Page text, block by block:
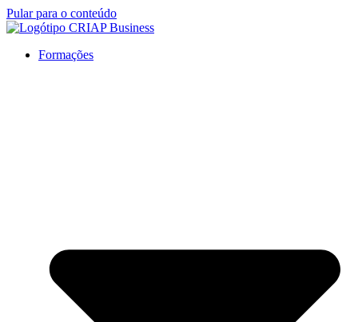
Pular para o conteúdo
Formações